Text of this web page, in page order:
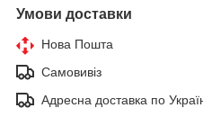
Умови доставки
Нова Пошта
Самовивіз
Адресна доставка по